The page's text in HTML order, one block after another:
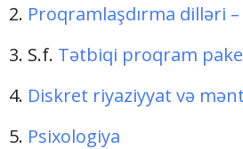
2. Proqramlaşdırma dilləri –
3. S.f. Tətbiqi proqram
4. Diskret riyaziyyat və
5. Psixologiya